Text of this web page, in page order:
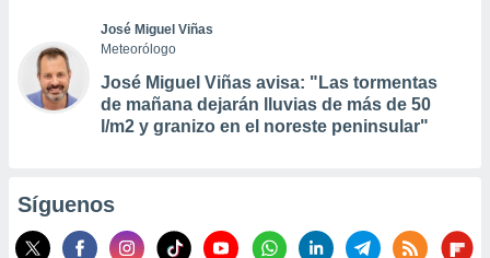
José Miguel Viñas
Meteorólogo
José Miguel Viñas avisa: "Las tormentas
de mañana dejarán lluvias de más de 50
l/m2 y granizo en el noreste peninsular"
Síguenos